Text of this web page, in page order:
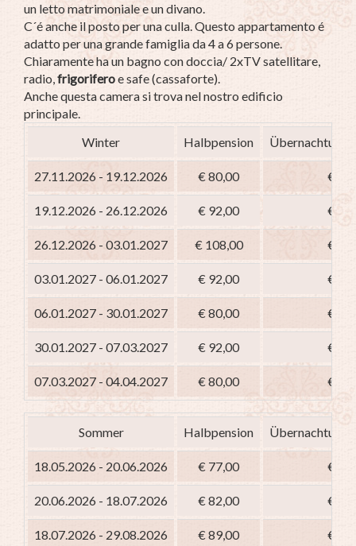
un letto matrimoniale e un divano.
C´é anche il posto per una culla. Questo appartamento é
adatto per una grande famiglia da 4 a 6 persone.
Chiaramente ha un bagno con doccia/ 2xTV satellitare,
radio,frigoriferoe safe (cassaforte).
Anche questa camera si trova nel nostro edificio
principale.
Winter
Halbpension Übernachtung
27.11.2026 - 19.12.2026 € 80,00 €
19.12.2026 - 26.12.2026 € 92,00 €
26.12.2026 - 03.01.2027 € 108,00 €
03.01.2027 - 06.01.2027 € 92,00 €
06.01.2027 - 30.01.2027 € 80,00 €
30.01.2027 - 07.03.2027 € 92,00 €
07.03.2027 - 04.04.2027 € 80,00 €
Sommer Halbpension Übernachtung
18.05.2026 - 20.06.2026 € 77,00 €
20.06.2026 - 18.07.2026 € 82,00 €
18.07.2026 - 29.08.2026 € 89,00 €